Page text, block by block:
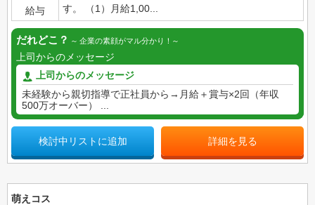
給与
す。 （1）月給1,00...
だれどこ？ 企業の素顔がマル分かり！
上司からのメッセージ
上司からのメッセージ
未経験から親切指導で正社員から→月給＋賞与×2回（年収
500万オーバー） ...
検討中リストに追加 詳細を見る
萌えコス